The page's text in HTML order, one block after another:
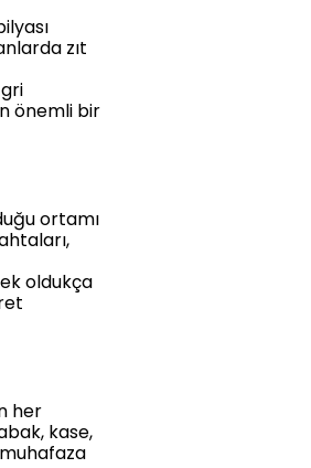
zıt
önemli bir
ortamı
oldukça
her
kase,